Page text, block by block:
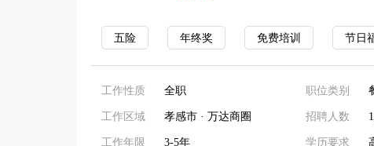
五险 年终奖 免费培训 节日
工作性质 全职
工作区域 孝感市 · 万达商圈
工作年限 3-5年
职位类别
招聘人数
学历要求